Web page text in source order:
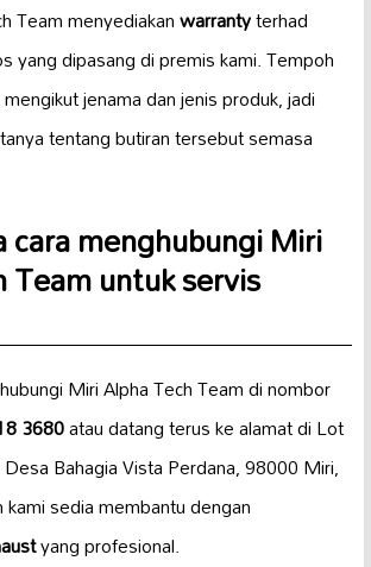
Team menyediakanwarrantyterhad
yang dipasang di premis kami. Tempoh
jenama dan jenis produk, jadi
tentang butiran tersebut semasa
cara menghubungi Miri
Team untuk servis
Miri Alpha Tech Team di nombor
3680atau datang terus ke alamat di Lot
Bahagia Vista Perdana, 98000 Miri,
kami sedia membantu dengan
yang profesional.